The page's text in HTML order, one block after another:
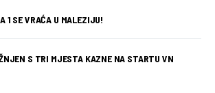
1 SE VRAĆA U MALEZIJU!
S TRI MJESTA KAZNE NA STARTU VN